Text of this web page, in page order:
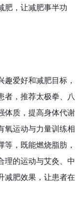
肥，让减肥事半功
爱好和减肥目标，
者，推荐太极拳、八
体质，提高身体代谢
氧运动与力量训练相
，既能燃烧脂肪，
理的运动与艾灸、中
减肥效果，让患者在